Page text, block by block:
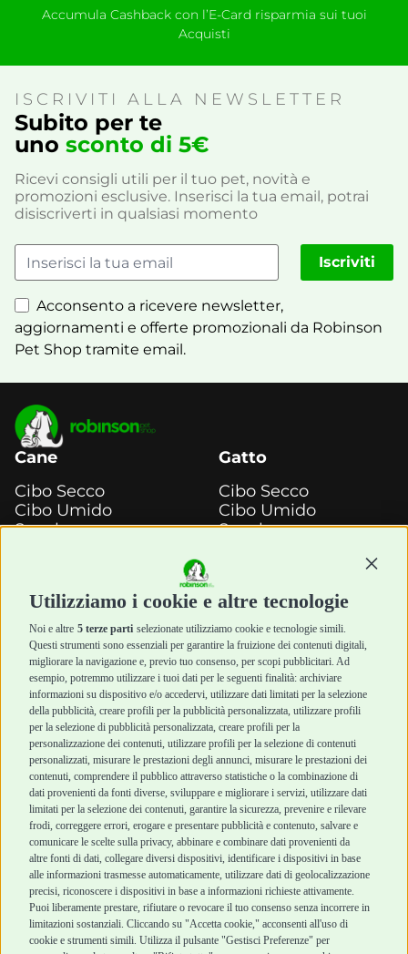
Utilizziamo i cookie e altre tecnologie
Noi e altre 5 terze parti selezionate utilizziamo cookie e tecnologie simili.
Questi strumenti sono essenziali per garantire la fruizione dei contenuti digitali,
migliorare la navigazione e, previo tuo consenso, per scopi pubblicitari. Ad
esempio, potremmo utilizzare i tuoi dati per le seguenti finalità: archiviare
informazioni su dispositivo e/o accedervi, utilizzare dati limitati per la selezione
della pubblicità, creare profili per la pubblicità personalizzata, utilizzare profili
per la selezione di pubblicità personalizzata, creare profili per la
personalizzazione dei contenuti, utilizzare profili per la selezione di contenuti
personalizzati, misurare le prestazioni degli annunci, misurare le prestazioni dei
contenuti, comprendere il pubblico attraverso statistiche o la combinazione di
dati provenienti da fonti diverse, sviluppare e migliorare i servizi, utilizzare dati
limitati per la selezione dei contenuti, garantire la sicurezza, prevenire e rilevare
frodi, correggere errori, erogare e presentare pubblicità e contenuto, salvare e
comunicare le scelte sulla privacy, abbinare e combinare dati provenienti da
altre fonti di dati, collegare diversi dispositivi, identificare i dispositivi in base
alle informazioni trasmesse automaticamente, utilizzare dati di geolocalizzazione
precisi, riconoscere i dispositivi in base a informazioni richieste attivamente.
Puoi liberamente prestare, rifiutare o revocare il tuo consenso senza incorrere in
limitazioni sostanziali. Cliccando su "Accetta cookie," acconsenti all'uso di
cookie e strumenti simili. Utilizza il pulsante "Gestisci Preferenze" per
Accumula Cashback con l’E-Card risparmia sui tuoi
Acquisti
ISCRIVITI ALLA NEWSLETTER
Subito per te
uno sconto di 5€
Ricevi consigli utili per il tuo pet, novità e
promozioni esclusive. Inserisci la tua email, potrai
disiscriverti in qualsiasi momento
Acconsento a ricevere newsletter,
aggiornamenti e offerte promozionali da Robinson
Pet Shop tramite email.
Iscriviti
Cane
Cibo Secco
Cibo Umido
Snack e
Igiene e Pulizia
Accessori
Cani Mini
Top Quality
Gatto
Cibo Secco
Cibo Umido
Snack e
Igiene e Pulizia
Accessori
Top Quality
Robinson Pet Shop
Chi siamo
Punti vendita
Marchi
Blog
Assistenza Robinson
Pet Shop
Offerte
Promozioni
Recensioni Feedaty
Acquisti sicuri
Termini e condizioni
di vendita
Cashback
Metodi di
pagamento
Recesso e Reso
Spedizioni